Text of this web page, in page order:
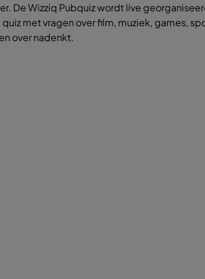
De Wizziq Pubquiz wordt live
met vragen over film, muziek, games,
over nadenkt.